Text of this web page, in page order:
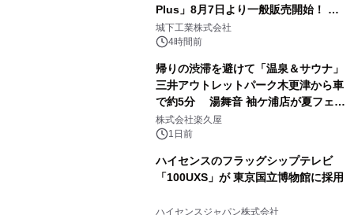
Plus」8月7日より一般販売開始！ ケ
ーブル1本つなぐだけ、テレビの音が
ぐっと豊かに
城下工業株式会社
4時間前
帰りの渋滞を避けて「温泉＆サウナ」
三井アウトレットパーク木更津から車
で約5分 湯舞音 袖ケ浦店が夏フェア
メニューを提供
株式会社楽久屋
1日前
ハイセンスのフラッグシップテレビ
「100UXS」が 東京国立博物館に採用
ハイセンスジャパン株式会社